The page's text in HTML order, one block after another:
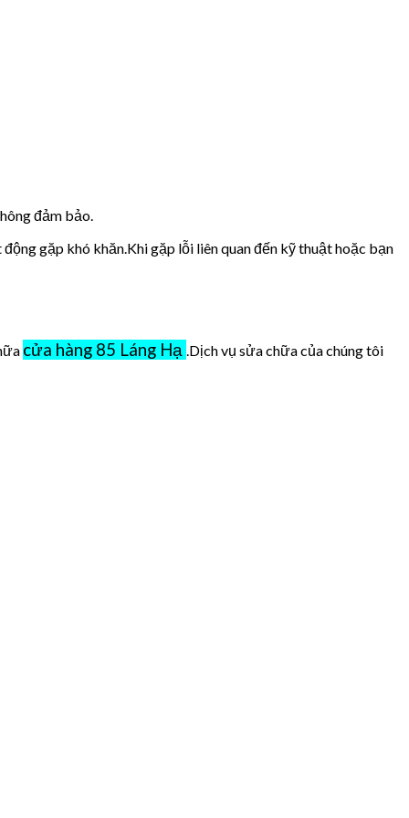
đảm bảo.
gặp khó khăn.Khi gặp lỗi liên quan đến kỹ thuật hoặc bạn
cửa hàng 85 Láng Hạ .Dịch vụ sửa chữa của chúng tôi